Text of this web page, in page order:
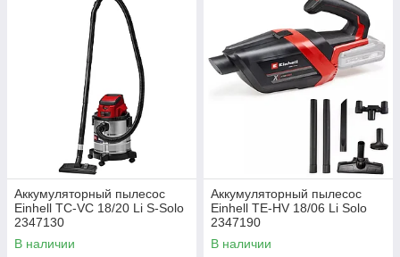
Аккумуляторный пылесос
Einhell TC-VC 18/20 Li S-Solo
2347130
В наличии
Аккумуляторный пылесос
Einhell TE-HV 18/06 Li Solo
2347190
В наличии